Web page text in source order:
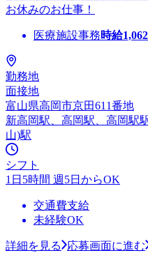
お休みのお仕事！
医療施設事務時給1,062
勤務地
面接地
富山県高岡市京田611番地
新高岡駅、高岡駅、高岡駅
山)駅
シフト
1日5時間 週5日からOK
交通費支給
未経験OK
詳細を見る
応募画面に進む